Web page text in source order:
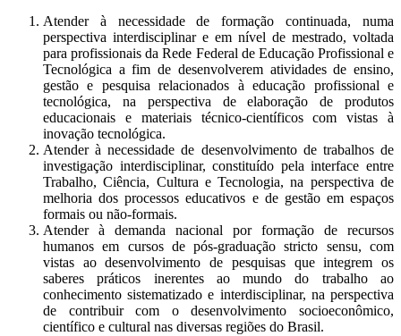
Atender à necessidade de formação continuada, numa
perspectiva interdisciplinar e em nível de mestrado, voltada
para profissionais da Rede Federal de Educação Profissional e
Tecnológica a fim de desenvolverem atividades de ensino,
gestão e pesquisa relacionados à educação profissional e
tecnológica, na perspectiva de elaboração de produtos
educacionais e materiais técnico-científicos com vistas à
inovação tecnológica.
Atender à necessidade de desenvolvimento de trabalhos de
investigação interdisciplinar, constituído pela interface entre
Trabalho, Ciência, Cultura e Tecnologia, na perspectiva de
melhoria dos processos educativos e de gestão em espaços
formais ou não-formais.
Atender à demanda nacional por formação de recursos
humanos em cursos de pós-graduação stricto sensu, com
vistas ao desenvolvimento de pesquisas que integrem os
saberes práticos inerentes ao mundo do trabalho ao
conhecimento sistematizado e interdisciplinar, na perspectiva
de contribuir com o desenvolvimento socioeconômico,
científico e cultural nas diversas regiões do Brasil.